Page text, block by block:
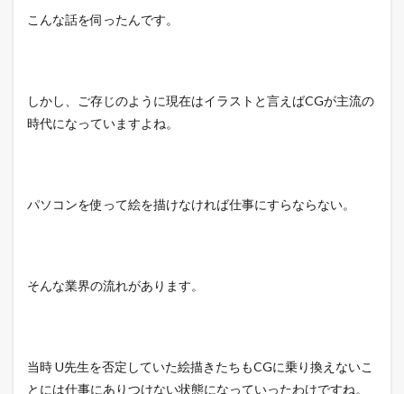
こんな話を伺ったんです。
しかし、ご存じのように現在はイラストと言えばCGが主流の
時代になっていますよね。
パソコンを使って絵を描けなければ仕事にすらならない。
そんな業界の流れがあります。
当時 U先生を否定していた絵描きたちもCGに乗り換えないこ
とには仕事にありつけない状態になっていったわけですね。